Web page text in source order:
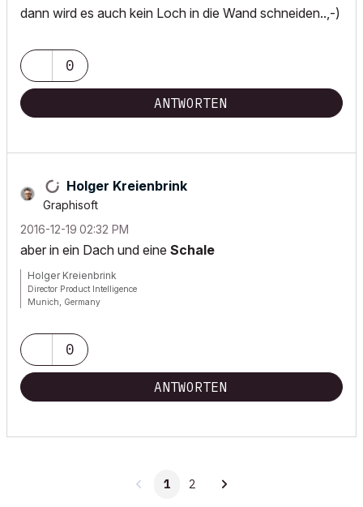
dann wird es auch kein Loch in die Wand schneiden..,-)
0
ANTWORTEN
Holger Kreienbrink
Graphisoft
‎2016-12-19 02:32 PM
aber in ein Dach und eine Schale
Holger Kreienbrink
Director Product Intelligence
Munich, Germany
0
ANTWORTEN
1 2